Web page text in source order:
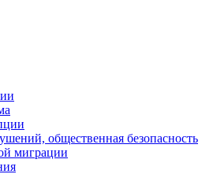
общественная безопасность
миграции